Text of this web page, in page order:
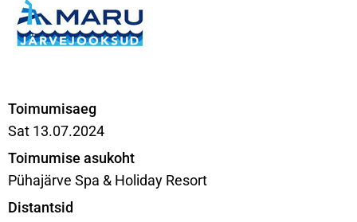
Toimumisaeg
Sat 13.07.2024
Toimumise asukoht
Pühajärve Spa & Holiday Resort
Distantsid